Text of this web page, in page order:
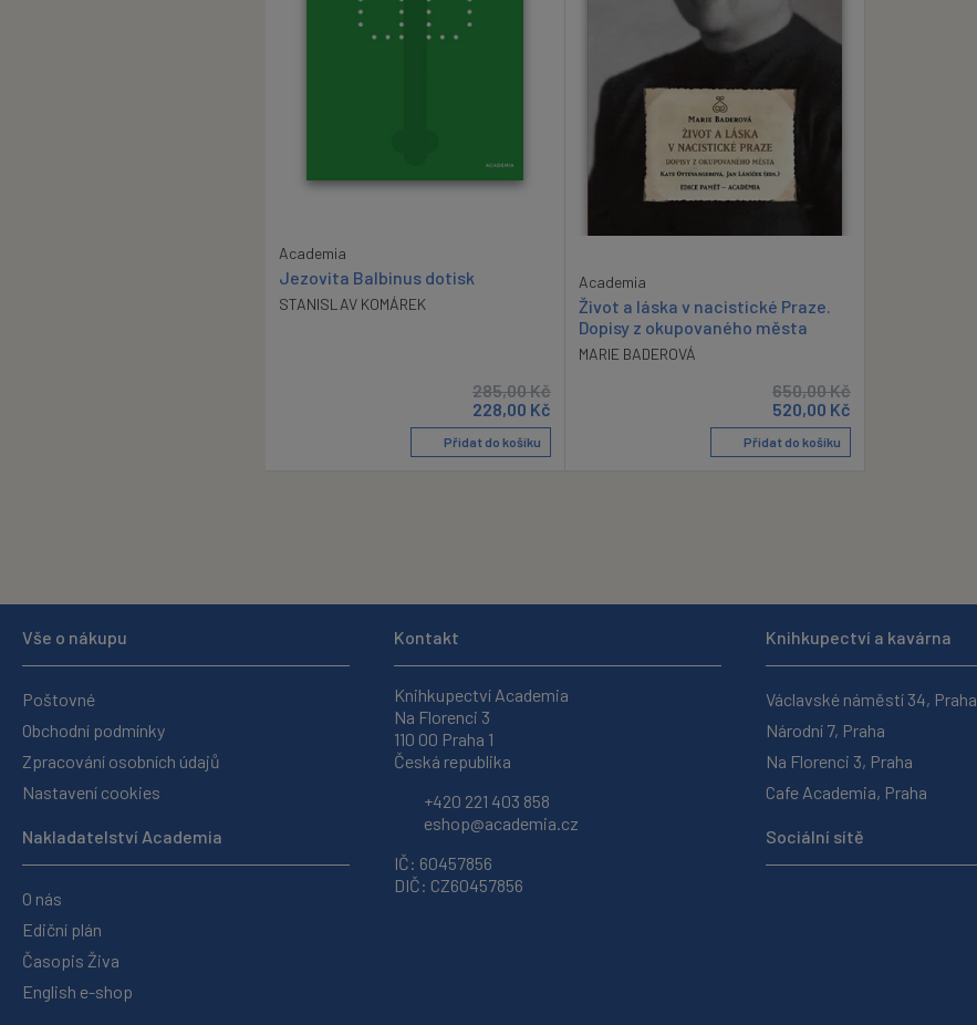
Academia
Jezovita Balbinus dotisk
STANISLAV KOMÁREK
285,00Kč
228,00 Kč
Přidat do košíku
Academia
Život a láska v nacistické Praze.
Dopisy z okupovaného města
MARIE BADEROVÁ
650,00Kč
520,00 Kč
Přidat do košíku
Vše o nákupu
Poštovné
Obchodní podmínky
Zpracování osobních údajů
Nastavení cookies
Nakladatelství Academia
O nás
Ediční plán
Časopis Živa
English e-shop
Kontakt
Knihkupectví Academia
Na Florenci 3
110 00 Praha 1
Česká republika
+420 221 403 858
eshop@academia.cz
IČ: 60457856
DIČ: CZ60457856
Knihkupectví a kavárna
Václavské náměstí 34, Praha
Národní 7, Praha
Na Florenci 3, Praha
Cafe Academia, Praha
Sociální sítě